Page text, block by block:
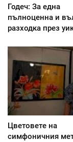
Годеч: За една
пълноценна и
разходка през
Цветовете на
симфоничния